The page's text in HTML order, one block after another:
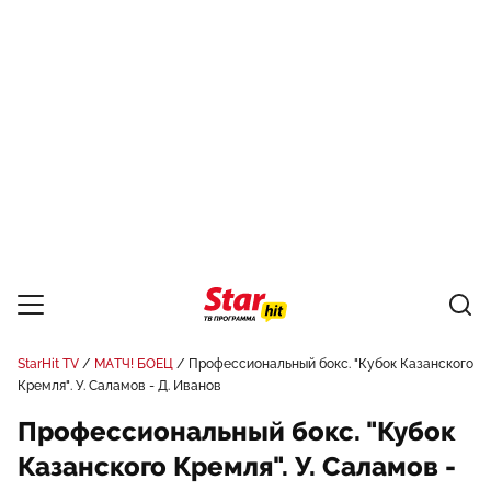
StarHit TV МАТЧ! БОЕЦ
Профессиональный бокс. "Кубок Казанского
Кремля". У. Саламов - Д. Иванов
Профессиональный бокс. "Кубок
Казанского Кремля". У. Саламов -